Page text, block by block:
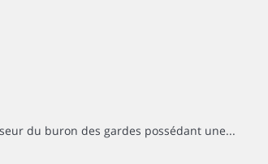
du buron des gardes possédant une...